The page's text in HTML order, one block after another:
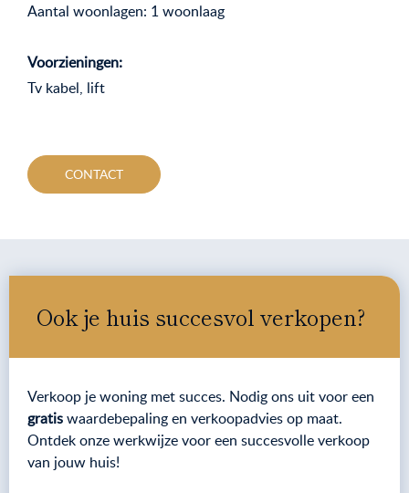
Aantal woonlagen: 1 woonlaag
Voorzieningen:
Tv kabel, lift
CONTACT
Ook je huis succesvol verkopen?
Verkoop je woning met succes. Nodig ons uit voor een
gratiswaardebepaling en verkoopadvies op maat.
Ontdek onze werkwijze voor een succesvolle verkoop
van jouw huis!